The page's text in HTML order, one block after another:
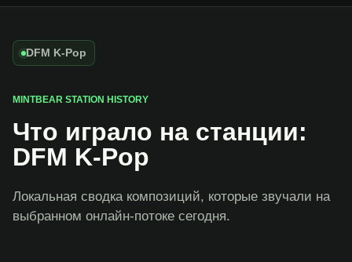
DFM K-Pop
MINTBEAR STATION HISTORY
Что играло на станции:
DFM K-Pop
Локальная сводка композиций, которые звучали на
выбранном онлайн-потоке сегодня.